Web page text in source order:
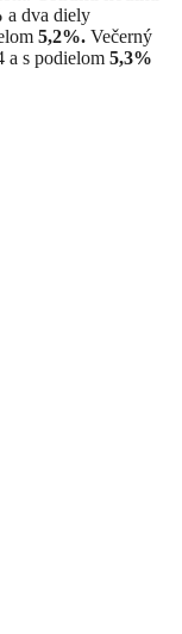
a dva diely
5,2%. Večerný
a s podielom 5,3%